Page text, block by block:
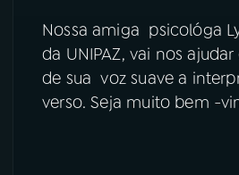
Nossa amiga psicológa
da UNIPAZ, vai nos
de sua voz suave a
verso. Seja muito bem -